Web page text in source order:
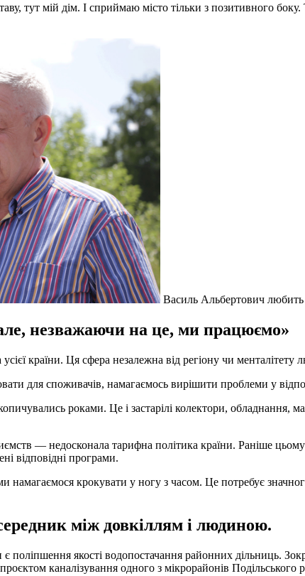
тут мій дім. І сприймаю місто тільки з позитивного
Василь Альбертович любить
незважаючи на це, ми працюємо»
країни. Ця сфера незалежна від регіону чи менталітету
для споживачів, намагаємось вирішити проблеми у
роками. Це і застарілі колектори,
— недосконала тарифна політика країни. Раніше
відповідні програми.
крокувати у ногу з часом. Це потребує
між довкіллям і людиною.
якості водопостачання районних дільниць.
каналізування одного з мікрорайонів Подільського